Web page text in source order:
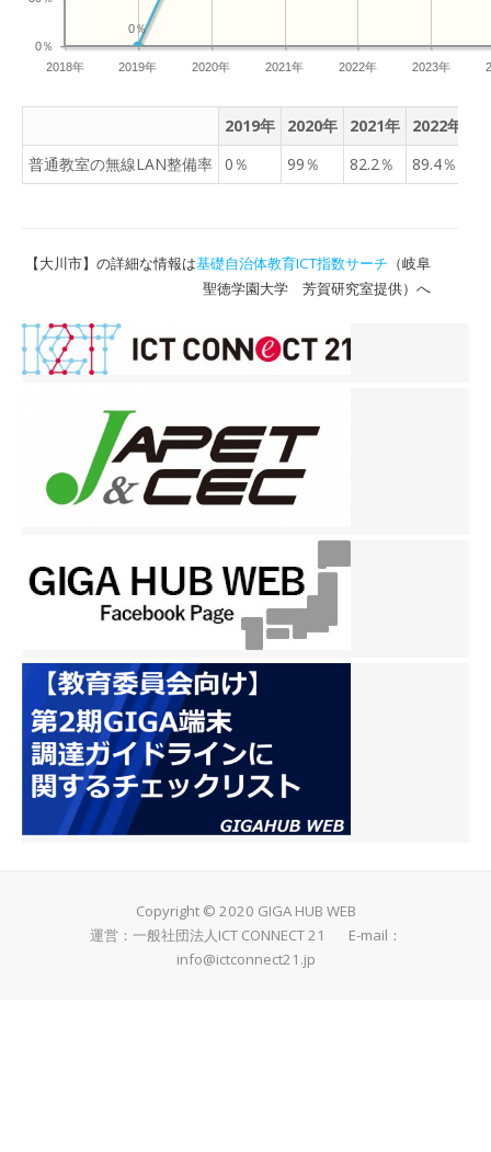
2018年 2019年 2020年 2021年 2022年 2023年
0％
0％
2019年 2020年 2021年 2022年
普通教室の無線LAN整備率 0％ 99％ 82.2％ 89.4％
【大川市】の詳細な情報は基礎自治体教育ICT指数サーチ （岐阜
聖徳学園大学 芳賀研究室提供）へ
Copyright © 2020 GIGA HUB WEB
運営：一般社団法人ICT CONNECT 21 E-mail：
info@ictconnect21.jp